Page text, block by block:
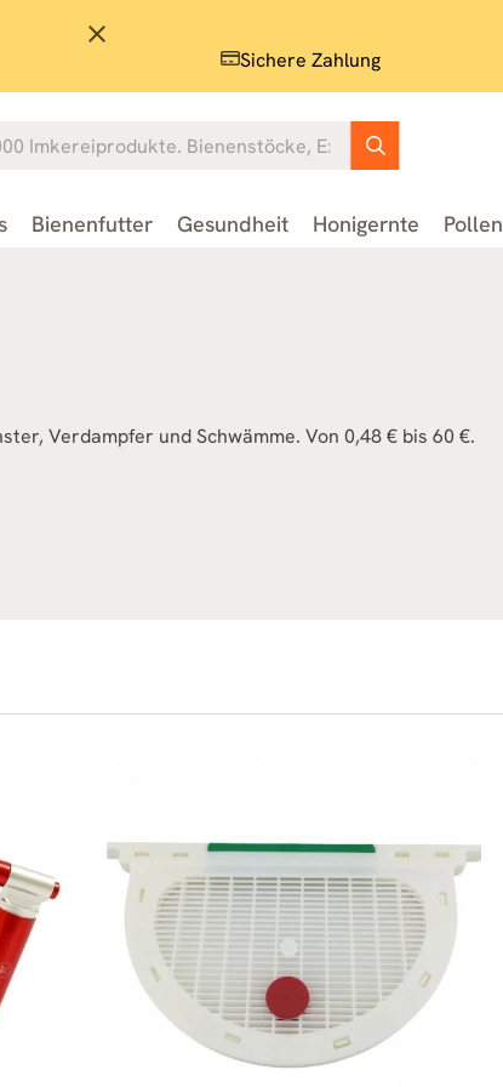
close
Sichere Zahlung
Bienenfutter Gesundheit Honigernte Pollen
Verdampfer und Schwämme. Von 0,48 € bis 60 €.